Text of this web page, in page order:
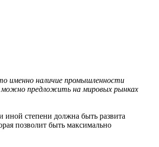
именно наличие промышленности
можно предложить на мировых рынках
иной степени должна быть развита
позволит быть максимально